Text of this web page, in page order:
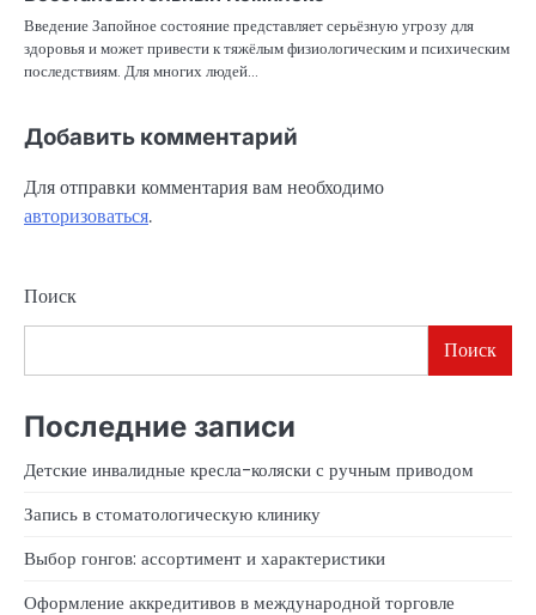
Введение Запойное состояние представляет серьёзную угрозу для
здоровья и может привести к тяжёлым физиологическим и психическим
последствиям. Для многих людей…
Добавить комментарий
Для отправки комментария вам необходимо
авторизоваться.
Поиск
Поиск
Последние записи
Детские инвалидные кресла-коляски с ручным приводом
Запись в стоматологическую клинику
Выбор гонгов: ассортимент и характеристики
Оформление аккредитивов в международной торговле